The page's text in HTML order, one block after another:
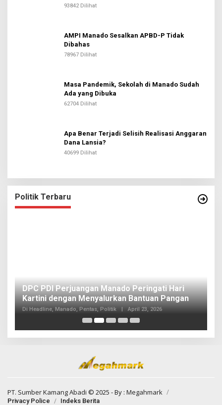
93842 Dilihat
AMPI Manado Sesalkan APBD-P Tidak
Dibahas
78967 Dilihat
Masa Pandemik, Sekolah di Manado Sudah
Ada yang Dibuka
62704 Dilihat
Apa Benar Terjadi Selisih Realisasi Anggaran
Dana Lansia?
40699 Dilihat
Politik Terbaru
DPC PDI Perjuangan Manado Peringati Hari
Kartini dengan Menyalurkan Bantuan Pangan
Di Headline, Manado, Pentas, Politik | April 23, 2026
PT. Sumber Kamang Abadi © 2025 - By : Megahmark
Privacy Police Indeks Berita